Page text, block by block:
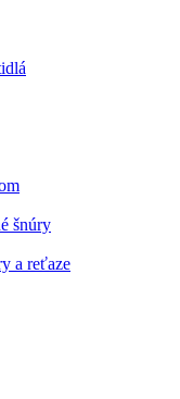
šnúry
a reťaze